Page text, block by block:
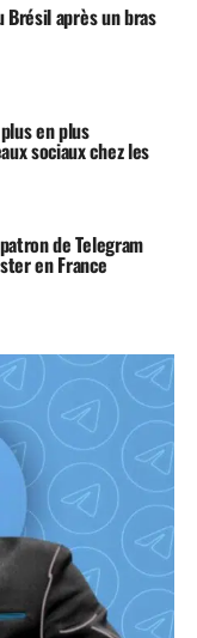
Brésil après un bras
en plus
sociaux chez les
de Telegram
en France